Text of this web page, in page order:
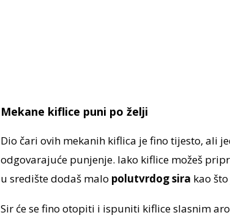
Mekane kiflice puni po želji
Dio čari ovih mekanih kiflica je fino tijesto, ali
odgovarajuće punjenje. Iako kiflice možeš
u središte dodaš malo polutvrdog sira kao
Sir će se fino otopiti i ispuniti kiflice slasnim